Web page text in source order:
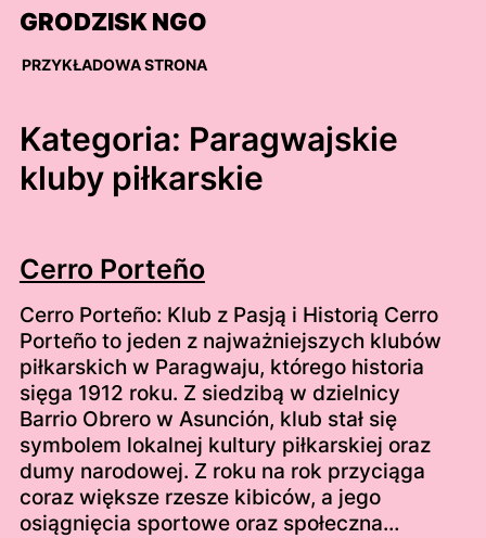
Skip
content
GRODZISK NGO
PRZYKŁADOWA STRONA
Kategoria: Paragwajskie
kluby piłkarskie
Cerro Porteño
Cerro Porteño: Klub z Pasją i Historią Cerro
Porteño to jeden z najważniejszych klubów
piłkarskich w Paragwaju, którego historia
sięga 1912 roku. Z siedzibą w dzielnicy
Barrio Obrero w Asunción, klub stał się
symbolem lokalnej kultury piłkarskiej oraz
dumy narodowej. Z roku na rok przyciąga
coraz większe rzesze kibiców, a jego
osiągnięcia sportowe oraz społeczna…